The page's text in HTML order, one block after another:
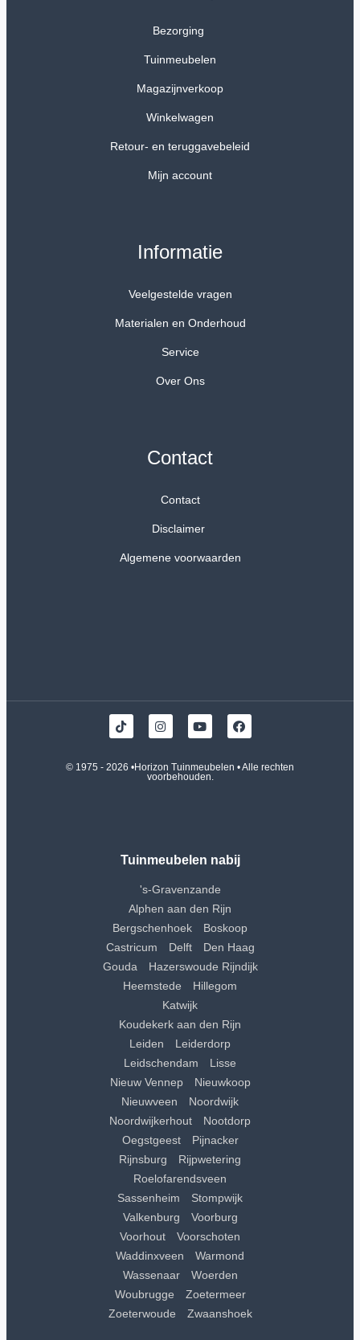
Bezorging
Tuinmeubelen
Magazijnverkoop
Winkelwagen
Retour- en teruggavebeleid
Mijn account
Informatie
Veelgestelde vragen
Materialen en Onderhoud
Service
Over Ons
Contact
Contact
Disclaimer
Algemene voorwaarden
© 1975 - 2026 •Horizon Tuinmeubelen • Alle rechten
voorbehouden.
Tuinmeubelen nabij
's-Gravenzande
Alphen aan den Rijn
Bergschenhoek
Boskoop
Castricum
Delft
Den Haag
Gouda
Hazerswoude Rijndijk
Heemstede
Hillegom
Katwijk
Koudekerk aan den Rijn
Leiden
Leiderdorp
Leidschendam
Lisse
Nieuw Vennep
Nieuwkoop
Nieuwveen
Noordwijk
Noordwijkerhout
Nootdorp
Oegstgeest
Pijnacker
Rijnsburg
Rijpwetering
Roelofarendsveen
Sassenheim
Stompwijk
Valkenburg
Voorburg
Voorhout
Voorschoten
Waddinxveen
Warmond
Wassenaar
Woerden
Woubrugge
Zoetermeer
Zoeterwoude
Zwaanshoek